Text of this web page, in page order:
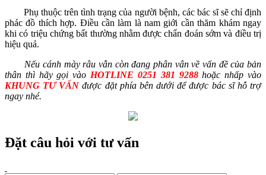
Phụ thuộc trên tình trạng của người bệnh, các bác sĩ sẽ chỉ định
phác đồ thích hợp. Điều cần làm là nam giới cần thăm khám ngay
khi có triệu chứng bất thường nhằm được chẩn đoán sớm và điều trị
hiệu quả.
Nếu cánh mày râu vẫn còn đang phân vân về vấn đề của bản
thân thì hãy gọi vào HOTLINE 0251 381 9288hoặc nhấp vào
KHUNG TƯ VẤN được đặt phía bên dưới để được bác sĩ hỗ trợ
ngay nhé.
Đặt câu hỏi với tư vấn